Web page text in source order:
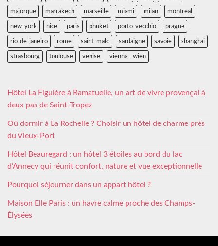
majorque marrakech marseille miami milan montreal
new-york nice paris phuket porto-vecchio prague
rio-de-janeiro rome saint-malo sardaigne savoie shanghai
strasbourg toulouse venise vienna - wien
Hôtel La Figuière à Ramatuelle, un art de vivre provençal à
deux pas de Saint-Tropez
Où dormir à La Rochelle ? Choisir un hôtel de charme près
du Vieux-Port
Hôtel Beauregard : un hôtel 3 étoiles au bord du lac
d’Annecy qui réunit confort, nature et vue exceptionnelle
Pourquoi séjourner dans un appart hôtel ?
Maison Elle Paris : un havre calme proche des Champs-
Élysées